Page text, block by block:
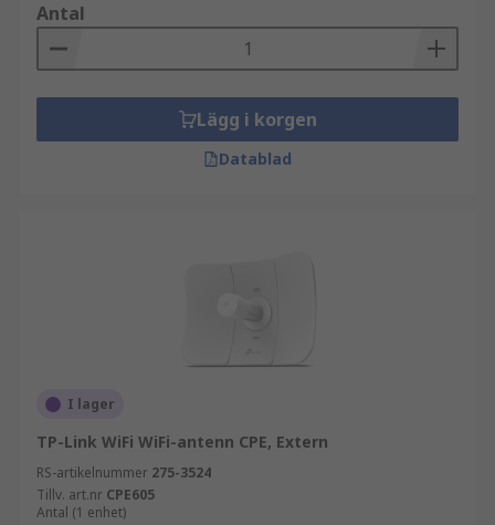
Antal
Lägg i korgen
Datablad
I lager
TP-Link WiFi WiFi-antenn CPE, Extern
RS-artikelnummer 275-3524
Tillv. art.nr CPE605
Antal (1 enhet)